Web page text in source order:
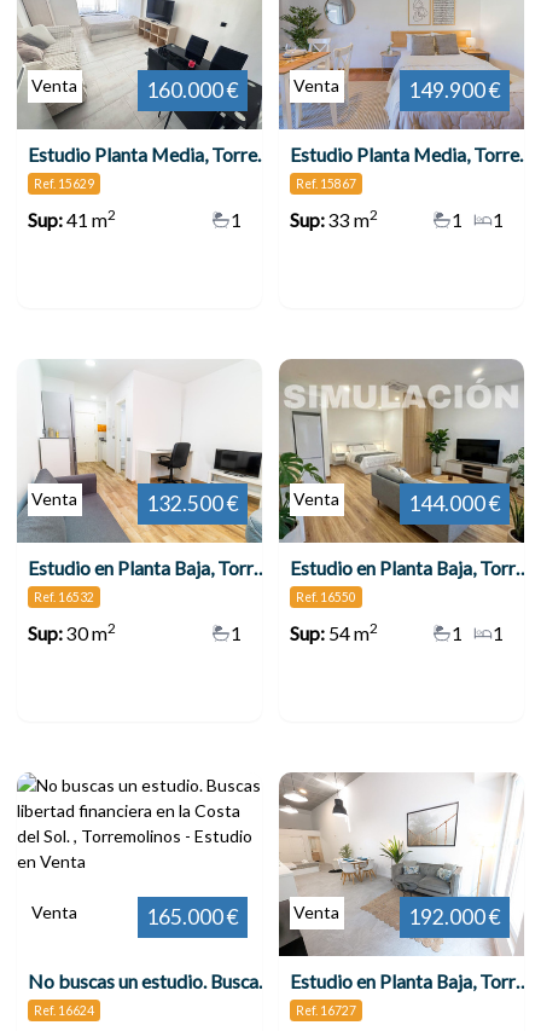
Venta 160.000 €
Estudio Planta Media, Torremolinos
Ref. 15629
Sup:41 m2 1
Venta 149.900 €
Estudio Planta Media, Torremolinos
Ref. 15867
Sup:33 m2 1
1
Venta 132.500 €
Estudio en Planta Baja, Torremolinos
Ref. 16532
Sup:30 m2 1
Venta 144.000 €
Estudio en Planta Baja, Torremolinos
Ref. 16550
Sup:54 m2 1
1
Venta 165.000 €
No buscas un estudio. Buscas libertad financiera en la Costa del Sol. , Torremolinos
Ref. 16624
Venta 192.000 €
Estudio en Planta Baja, Torremolinos
Ref. 16727